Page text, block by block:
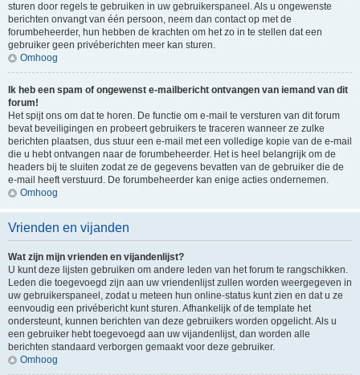
sturen door regels te gebruiken in uw gebruikerspaneel. Als u ongewenste
berichten onvangt van één persoon, neem dan contact op met de
forumbeheerder, hun hebben de krachten om het zo in te stellen dat een
gebruiker geen privéberichten meer kan sturen.
Omhoog
Ik heb een spam of ongewenst e-mailbericht ontvangen van iemand van dit
forum!
Het spijt ons om dat te horen. De functie om e-mail te versturen van dit forum
bevat beveiligingen en probeert gebruikers te traceren wanneer ze zulke
berichten plaatsen, dus stuur een e-mail met een volledige kopie van de e-mail
die u hebt ontvangen naar de forumbeheerder. Het is heel belangrijk om de
headers bij te sluiten zodat ze de gegevens bevatten van de gebruiker die de
e-mail heeft verstuurd. De forumbeheerder kan enige acties ondernemen.
Omhoog
Vrienden en vijanden
Wat zijn mijn vrienden en vijandenlijst?
U kunt deze lijsten gebruiken om andere leden van het forum te rangschikken.
Leden die toegevoegd zijn aan uw vriendenlijst zullen worden weergegeven in
uw gebruikerspaneel, zodat u meteen hun online-status kunt zien en dat u ze
eenvoudig een privébericht kunt sturen. Afhankelijk of de template het
ondersteunt, kunnen berichten van deze gebruikers worden opgelicht. Als u
een gebruiker hebt toegevoegd aan uw vijandenlijst, dan worden alle
berichten standaard verborgen gemaakt voor deze gebruiker.
Omhoog